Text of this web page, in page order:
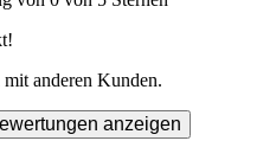
anderen Kunden.
anzeigen